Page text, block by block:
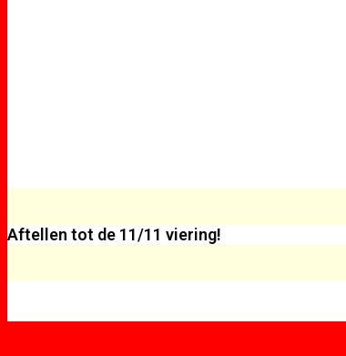
Aftellen tot de 11/11 viering!